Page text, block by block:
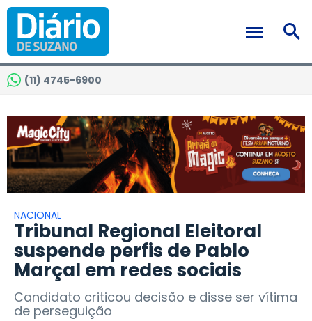
(11) 4745-6900
NACIONAL
Tribunal Regional Eleitoral
suspende perfis de Pablo
Marçal em redes sociais
Candidato criticou decisão e disse ser vítima
de perseguição